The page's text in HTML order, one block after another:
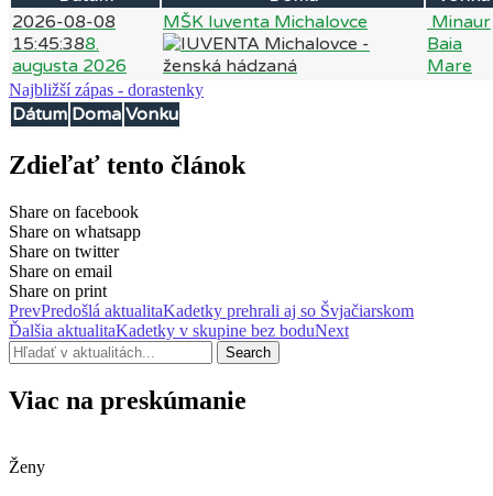
2026-08-08
15:45:388.
augusta 2026
MŠK Iuventa Michalovce
Minaur
Baia
Mare
Najbližší zápas - dorastenky
Dátum Doma Vonku
Zdieľať tento článok
Share on facebook
Share on whatsapp
Share on twitter
Share on email
Share on print
PrevPredošlá aktualitaKadetky prehrali aj so Švjačiarskom
Ďalšia aktualitaKadetky v skupine bez boduNext
Search
Viac na preskúmanie
Ženy